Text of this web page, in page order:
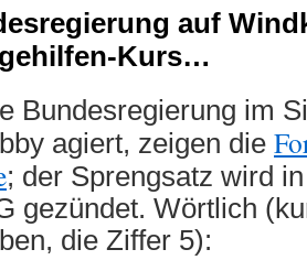
auf
Kurs…
Bundesregierung im
agiert, zeigen die
; der Sprengsatz wird
gezündet. Wörtlich
die Ziffer 5):